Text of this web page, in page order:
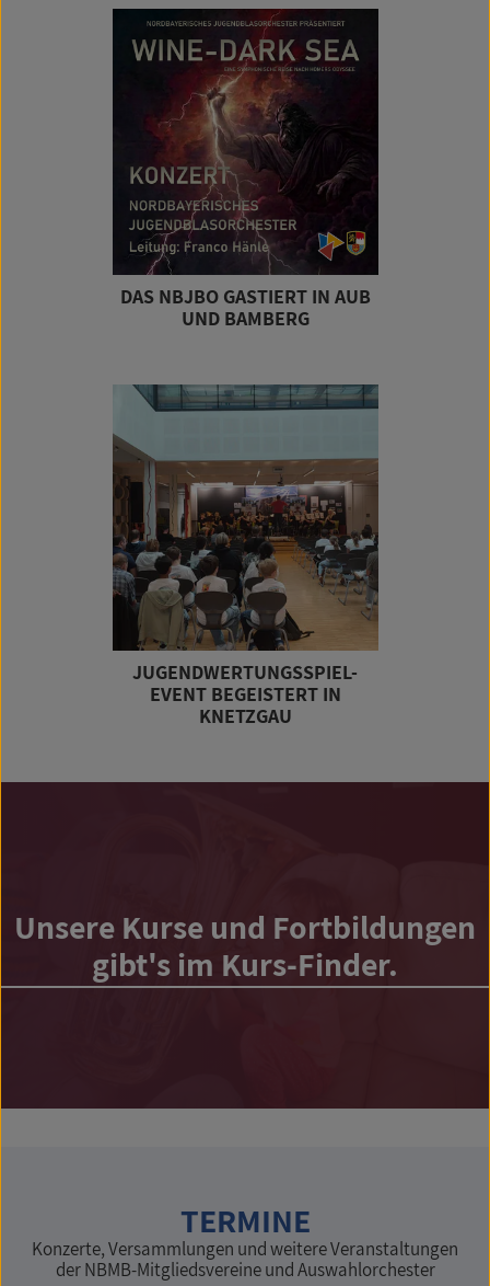
DAS NBJBO GASTIERT IN AUB
UND BAMBERG
JUGENDWERTUNGSSPIEL-
EVENT BEGEISTERT IN
KNETZGAU
Unsere Kurse und Fortbildungen
gibt's im Kurs-Finder.
TERMINE
Konzerte, Versammlungen und weitere Veranstaltungen
der NBMB-Mitgliedsvereine und Auswahlorchester